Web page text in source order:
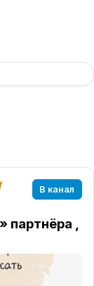
В канал
,